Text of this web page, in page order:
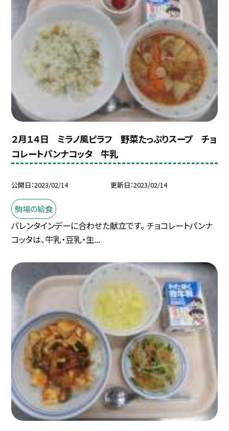
２月１４日 ミラノ風ピラフ 野菜たっぷりスープ チョ
コレートパンナコッタ 牛乳
公開日 2023/02/14 更新日 2023/02/14
駒場の給食
バレンタインデーに合わせた献立です。 チョコレートパンナ
コッタは、牛乳・豆乳・生...